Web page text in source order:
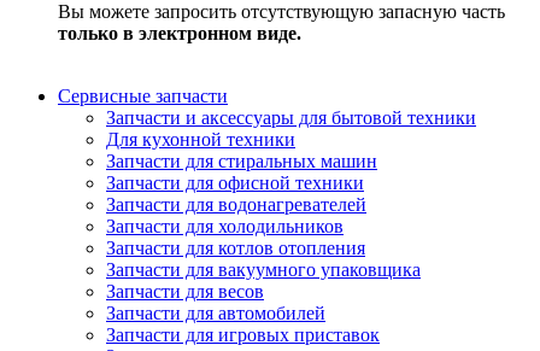
Вы можете запросить отсутствующую запасную часть
только в электронном виде.
Сервисные запчасти
Запчасти и аксессуары для бытовой техники
Для кухонной техники
Запчасти для стиральных машин
Запчасти для офисной техники
Запчасти для водонагревателей
Запчасти для холодильников
Запчасти для котлов отопления
Запчасти для вакуумного упаковщика
Запчасти для весов
Запчасти для автомобилей
Запчасти для игровых приставок